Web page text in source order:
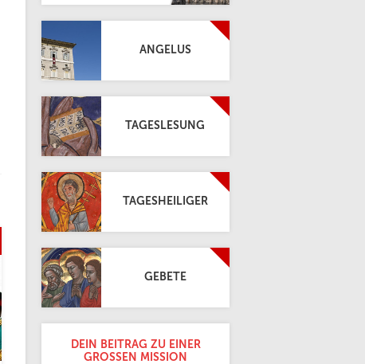
ANGELUS
TAGESLESUNG
TAGESHEILIGER
GEBETE
DEIN BEITRAG ZU EINER
GROSSEN MISSION